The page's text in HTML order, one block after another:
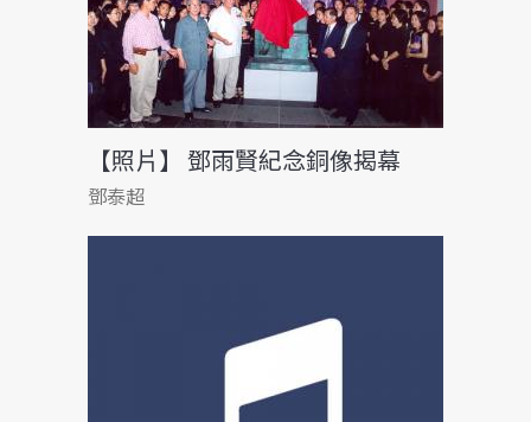
【照片】 鄧雨賢紀念銅像揭幕
鄧泰超